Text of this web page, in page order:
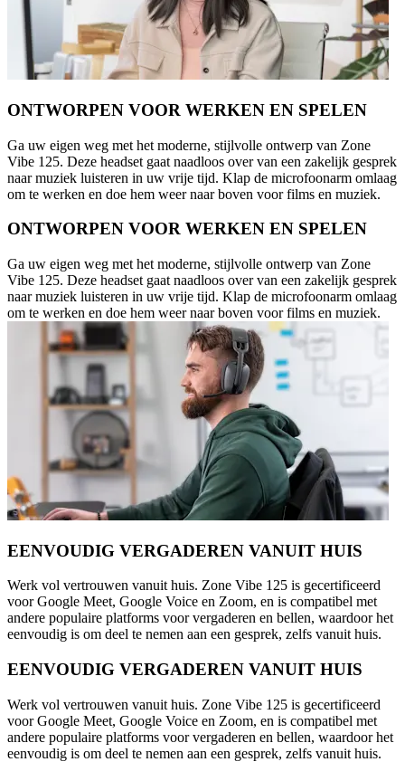
ONTWORPEN VOOR WERKEN EN SPELEN
Ga uw eigen weg met het moderne, stijlvolle ontwerp van Zone
Vibe 125. Deze headset gaat naadloos over van een zakelijk gesprek
naar muziek luisteren in uw vrije tijd. Klap de microfoonarm omlaag
om te werken en doe hem weer naar boven voor films en muziek.
ONTWORPEN VOOR WERKEN EN SPELEN
Ga uw eigen weg met het moderne, stijlvolle ontwerp van Zone
Vibe 125. Deze headset gaat naadloos over van een zakelijk gesprek
naar muziek luisteren in uw vrije tijd. Klap de microfoonarm omlaag
om te werken en doe hem weer naar boven voor films en muziek.
EENVOUDIG VERGADEREN VANUIT HUIS
Werk vol vertrouwen vanuit huis. Zone Vibe 125 is gecertificeerd
voor Google Meet, Google Voice en Zoom, en is compatibel met
andere populaire platforms voor vergaderen en bellen, waardoor het
eenvoudig is om deel te nemen aan een gesprek, zelfs vanuit huis.
EENVOUDIG VERGADEREN VANUIT HUIS
Werk vol vertrouwen vanuit huis. Zone Vibe 125 is gecertificeerd
voor Google Meet, Google Voice en Zoom, en is compatibel met
andere populaire platforms voor vergaderen en bellen, waardoor het
eenvoudig is om deel te nemen aan een gesprek, zelfs vanuit huis.